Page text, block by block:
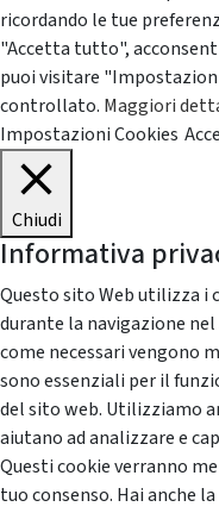
ricordando le tue
"Accetta tutto",
puoi visitare
controllato. Maggiori
Impostazioni Cookies
Chiudi
Informativa
Questo sito Web utilizza i
durante la navigazione
come necessari vengono
sono essenziali per il
del sito web. Utilizziamo
aiutano ad analizzare e
Questi cookie verranno
tuo consenso. Hai anche